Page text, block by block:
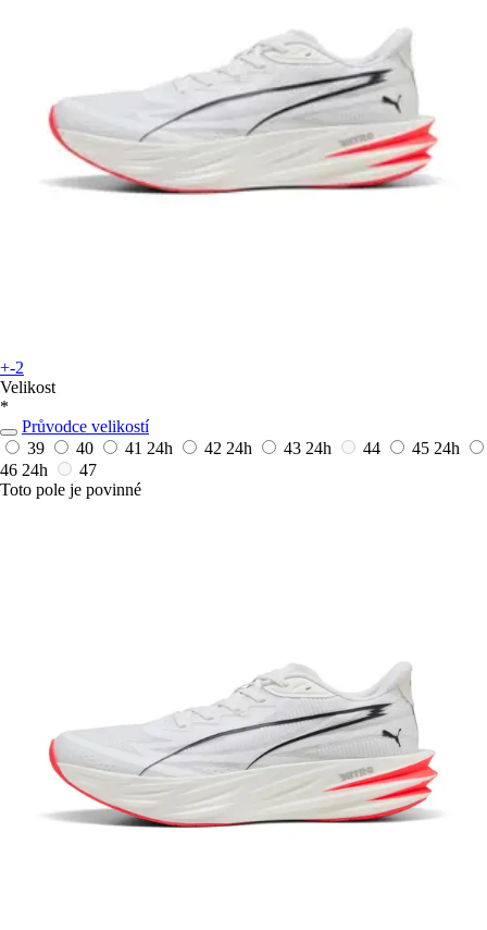
+-2
Velikost
*
Průvodce velikostí
39
40 41 24h 42 24h 43 24h 44 45 24h
46 24h
47
Toto pole je povinné